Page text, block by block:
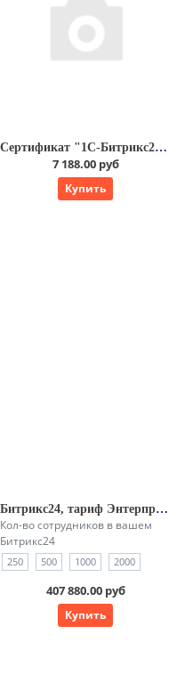
Сертификат "1С-Битрикс24. Маркетплейс" ( подписка "Профессиональный" на 1 мес.)
7 188.00 руб
Купить
Битрикс24, тариф Энтерпрайз
Кол-во сотрудников в вашем
Битрикс24
250 500 1000 2000
407 880.00 руб
Купить